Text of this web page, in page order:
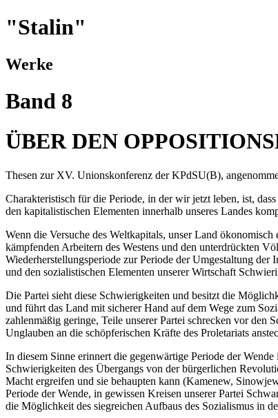
"Stalin"
Werke
Band 8
ÜBER DEN
Thesen zur XV. Unionskonferenz der KPdSU(B),
Charakteristisch für die Periode, in der wir jetzt leben, ist,
den kapitalistischen Elementen innerhalb unseres Landes
Wenn die Versuche des Weltkapitals, unser Land
kämpfenden Arbeitern des Westens und den unterdrückten
Wiederherstellungsperiode zur Periode der Umgestaltung
und den sozialistischen Elementen unserer Wirtschaft
Die Partei sieht diese Schwierigkeiten und besitzt die
und führt das Land mit sicherer Hand auf dem Wege zum
zahlenmäßig geringe, Teile unserer Partei schrecken vor
Unglauben an die schöpferischen Kräfte des Proletariats
In diesem Sinne erinnert die gegenwärtige Periode der
Schwierigkeiten des Übergangs von der bürgerlichen
Macht ergreifen und sie behaupten kann (Kamenew,
Periode der Wende, in gewissen Kreisen unserer Partei
die Möglichkeit des siegreichen Aufbaus des Sozialismus in